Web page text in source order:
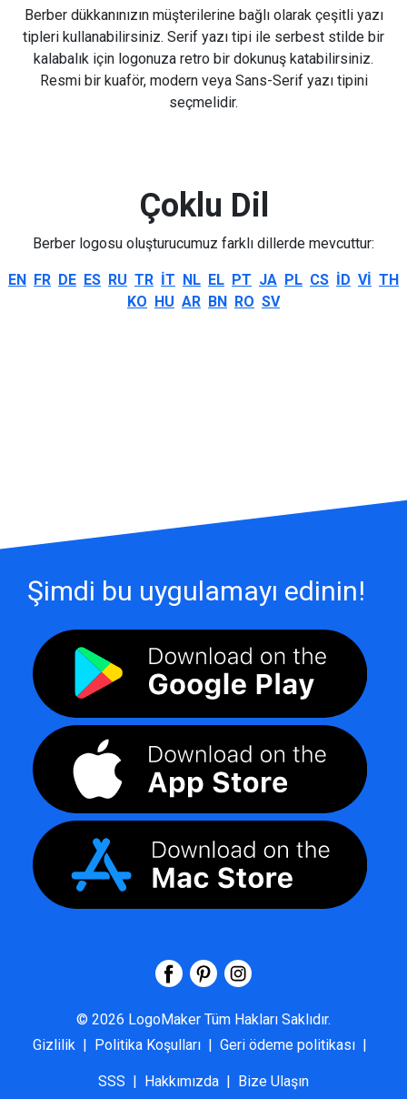
Berber dükkanınızın müşterilerine bağlı olarak çeşitli yazı
tipleri kullanabilirsiniz. Serif yazı tipi ile serbest stilde bir
kalabalık için logonuza retro bir dokunuş katabilirsiniz.
Resmi bir kuaför, modern veya Sans-Serif yazı tipini
seçmelidir.
Çoklu Dil
Berber logosu oluşturucumuz farklı dillerde mevcuttur:
EN FR DE ES RU TR IT NL EL PT JA PL CS ID VI TH
KO HU AR BN RO SV
Şimdi bu uygulamayı edinin!
© 2026 LogoMaker Tüm Hakları Saklıdır.
Gizlilik | Politika Koşulları | Geri ödeme politikası |
SSS | Hakkımızda | Bize Ulaşın